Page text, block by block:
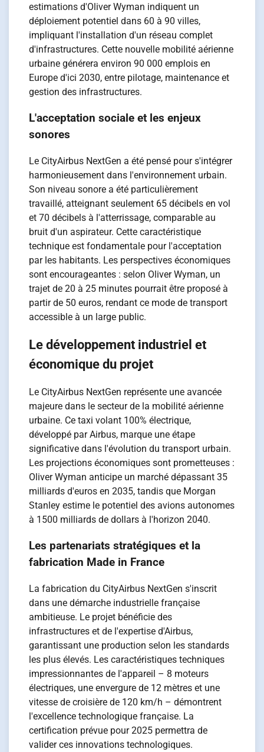
estimations d'Oliver Wyman indiquent un
déploiement potentiel dans 60 à 90 villes,
impliquant l'installation d'un réseau complet
d'infrastructures. Cette nouvelle mobilité aérienne
urbaine générera environ 90 000 emplois en
Europe d'ici 2030, entre pilotage, maintenance et
gestion des infrastructures.
L'acceptation sociale et les enjeux
sonores
Le CityAirbus NextGen a été pensé pour s'intégrer
harmonieusement dans l'environnement urbain.
Son niveau sonore a été particulièrement
travaillé, atteignant seulement 65 décibels en vol
et 70 décibels à l'atterrissage, comparable au
bruit d'un aspirateur. Cette caractéristique
technique est fondamentale pour l'acceptation
par les habitants. Les perspectives économiques
sont encourageantes : selon Oliver Wyman, un
trajet de 20 à 25 minutes pourrait être proposé à
partir de 50 euros, rendant ce mode de transport
accessible à un large public.
Le développement industriel et
économique du projet
Le CityAirbus NextGen représente une avancée
majeure dans le secteur de la mobilité aérienne
urbaine. Ce taxi volant 100% électrique,
développé par Airbus, marque une étape
significative dans l'évolution du transport urbain.
Les projections économiques sont prometteuses :
Oliver Wyman anticipe un marché dépassant 35
milliards d'euros en 2035, tandis que Morgan
Stanley estime le potentiel des avions autonomes
à 1500 milliards de dollars à l'horizon 2040.
Les partenariats stratégiques et la
fabrication Made in France
La fabrication du CityAirbus NextGen s'inscrit
dans une démarche industrielle française
ambitieuse. Le projet bénéficie des
infrastructures et de l'expertise d'Airbus,
garantissant une production selon les standards
les plus élevés. Les caractéristiques techniques
impressionnantes de l'appareil – 8 moteurs
électriques, une envergure de 12 mètres et une
vitesse de croisière de 120 km/h – démontrent
l'excellence technologique française. La
certification prévue pour 2025 permettra de
valider ces innovations technologiques.